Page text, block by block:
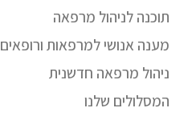
תוכנה לניהול מרפאה
מענה אנושי למרפאות ורופאים
ניהול מרפאה חדשנית
המסלולים שלנו